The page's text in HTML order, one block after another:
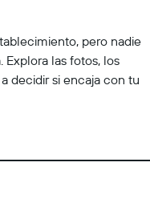
pero nadie
Explora las fotos, los
decidir si encaja con tu